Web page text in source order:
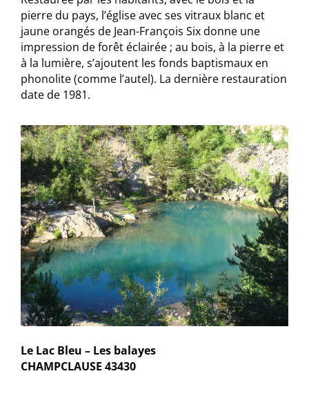
pierre du pays, l’église avec ses vitraux blanc et
jaune orangés de Jean-François Six donne une
impression de forêt éclairée ; au bois, à la pierre et
à la lumière, s’ajoutent les fonds baptismaux en
phonolite (comme l’autel). La dernière restauration
date de 1981.
Le Lac Bleu – Les balayes
CHAMPCLAUSE 43430